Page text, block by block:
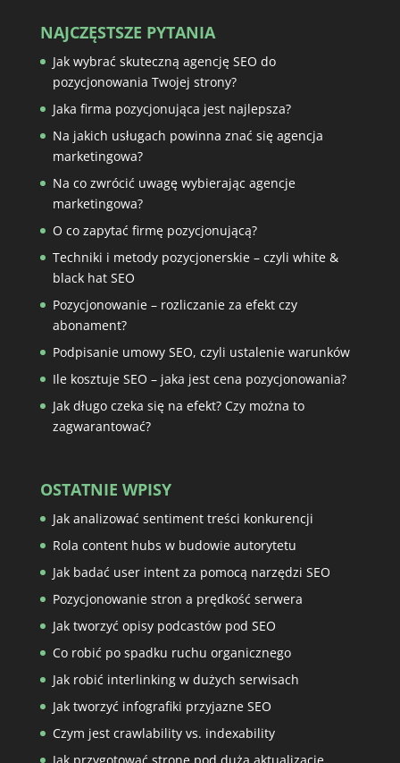
NAJCZĘSTSZE PYTANIA
Jak wybrać skuteczną agencję SEO do
pozycjonowania Twojej strony?
Jaka firma pozycjonująca jest najlepsza?
Na jakich usługach powinna znać się agencja
marketingowa?
Na co zwrócić uwagę wybierając agencje
marketingowa?
O co zapytać firmę pozycjonującą?
Techniki i metody pozycjonerskie – czyli white &
black hat SEO
Pozycjonowanie – rozliczanie za efekt czy
abonament?
Podpisanie umowy SEO, czyli ustalenie warunków
Ile kosztuje SEO – jaka jest cena pozycjonowania?
Jak długo czeka się na efekt? Czy można to
zagwarantować?
OSTATNIE WPISY
Jak analizować sentiment treści konkurencji
Rola content hubs w budowie autorytetu
Jak badać user intent za pomocą narzędzi SEO
Pozycjonowanie stron a prędkość serwera
Jak tworzyć opisy podcastów pod SEO
Co robić po spadku ruchu organicznego
Jak robić interlinking w dużych serwisach
Jak tworzyć infografiki przyjazne SEO
Czym jest crawlability vs. indexability